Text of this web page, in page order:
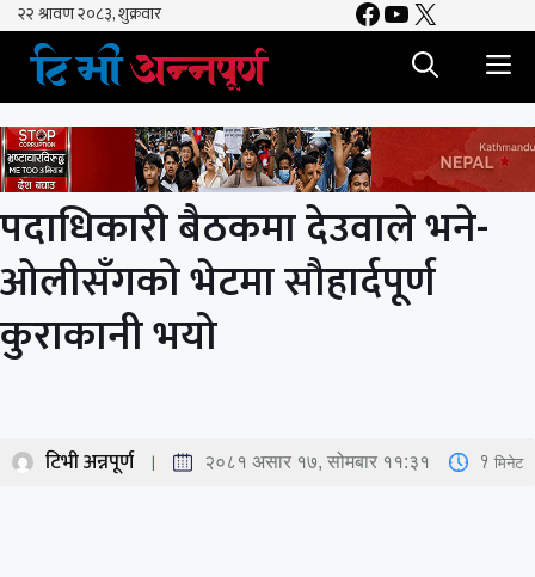
Skip
content
Facebook
YouTube
X
पदाधिकारी बैठकमा देउवाले भने-
ओलीसँगको भेटमा सौहार्दपूर्ण
कुराकानी भयो
टिभी अन्नपूर्ण २०८१ असार १७, सोमबार ११:३१ 1 मिनेट